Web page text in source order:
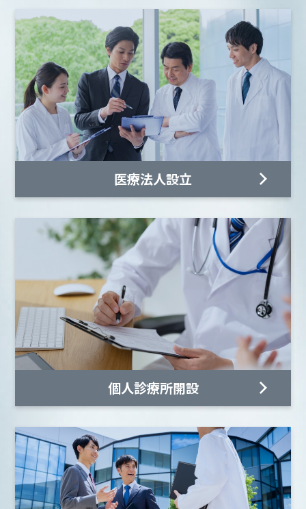
医療法人設立
個人診療所開設